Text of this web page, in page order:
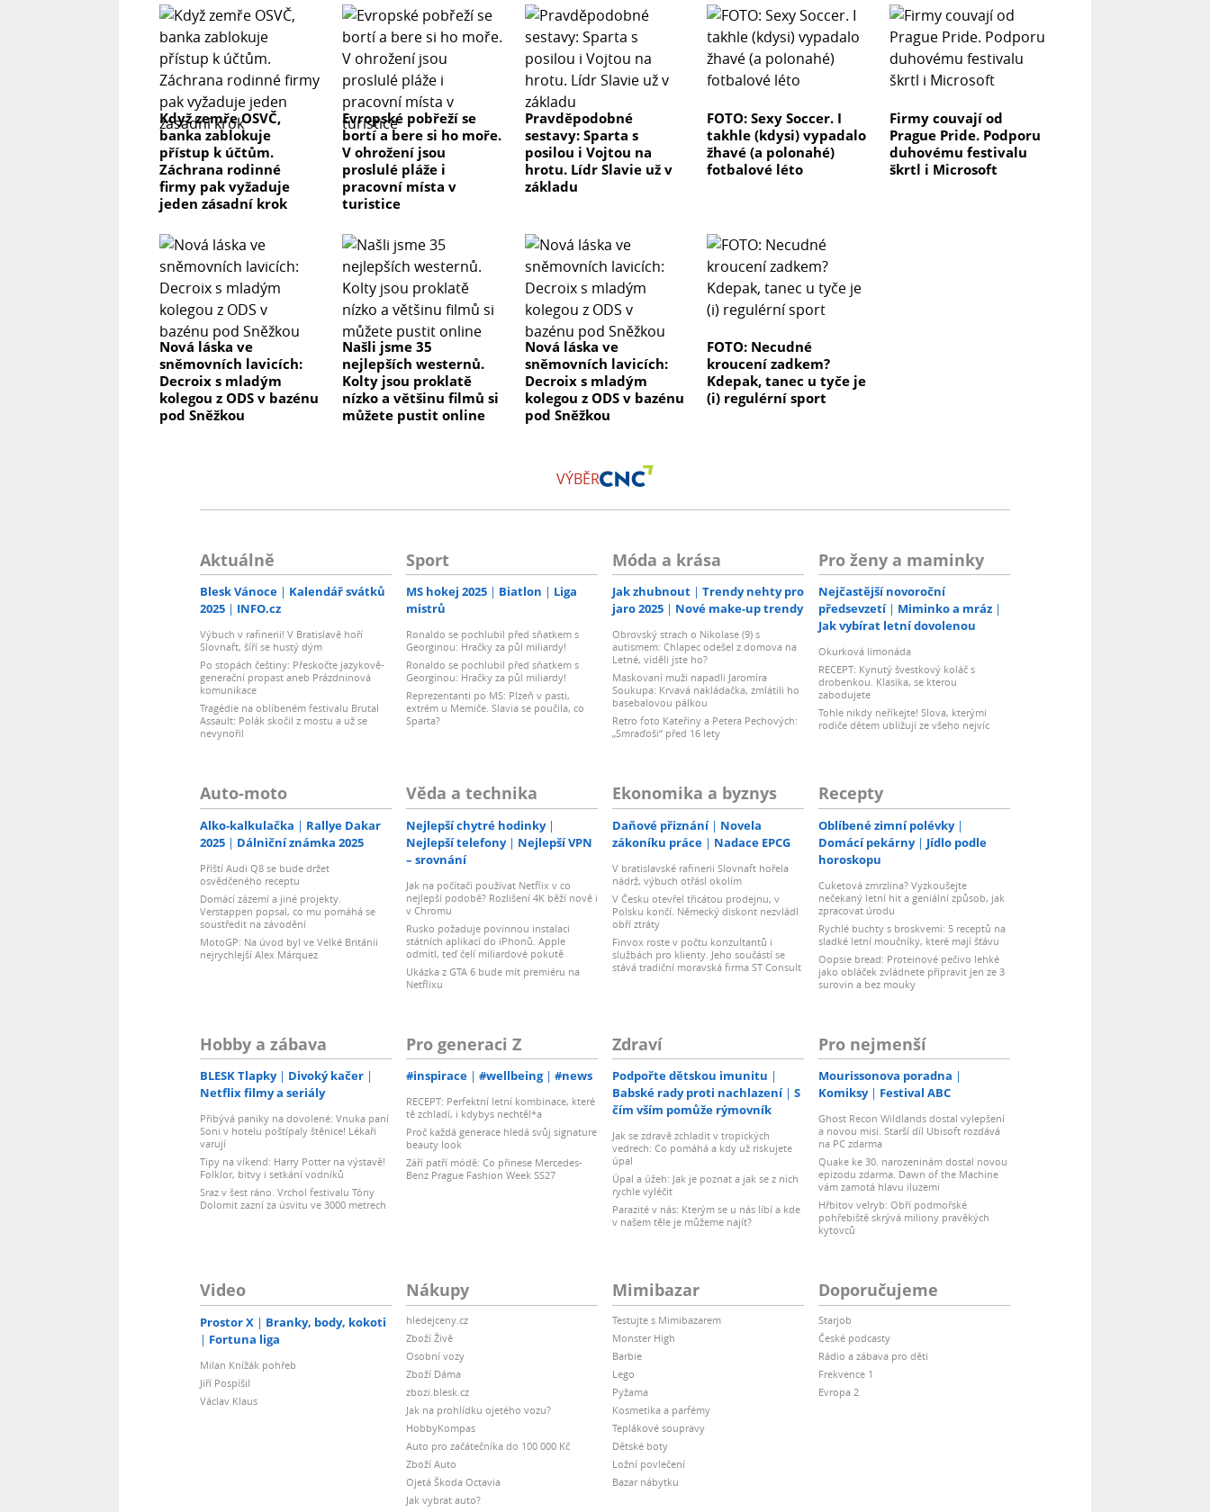
Když zemře OSVČ,
banka zablokuje
přístup k účtům.
Záchrana rodinné
firmy pak vyžaduje
jeden zásadní krok
Evropské pobřeží se
bortí a bere si ho moře.
V ohrožení jsou
proslulé pláže i
pracovní místa v
turistice
Pravděpodobné
sestavy: Sparta s
posilou i Vojtou na
hrotu. Lídr Slavie už v
základu
FOTO: Sexy Soccer. I
takhle (kdysi) vypadalo
žhavé (a polonahé)
fotbalové léto
Firmy couvají od
Prague Pride. Podporu
duhovému festivalu
škrtl i Microsoft
Nová láska ve
sněmovních lavicích:
Decroix s mladým
kolegou z ODS v bazénu
pod Sněžkou
Našli jsme 35
nejlepších westernů.
Kolty jsou proklatě
nízko a většinu filmů si
můžete pustit online
Nová láska ve
sněmovních lavicích:
Decroix s mladým
kolegou z ODS v bazénu
pod Sněžkou
FOTO: Necudné
kroucení zadkem?
Kdepak, tanec u tyče je
(i) regulérní sport
VÝBĚR
Aktuálně
Blesk Vánoce
Kalendář svátků
2025
INFO.cz
Výbuch v rafinerii! V Bratislavě hoří
Slovnaft, šíří se hustý dým
Po stopách češtiny: Přeskočte jazykově-
generační propast aneb Prázdninová
komunikace
Tragédie na oblíbeném festivalu Brutal
Assault: Polák skočil z mostu a už se
nevynořil
Sport
MS hokej 2025 Biatlon
Liga
mistrů
Ronaldo se pochlubil před sňatkem s
Georginou: Hračky za půl miliardy!
Ronaldo se pochlubil před sňatkem s
Georginou: Hračky za půl miliardy!
Reprezentanti po MS: Plzeň v pasti,
extrém u Memiče. Slavia se poučila, co
Sparta?
Móda a krása
Jak zhubnout
Trendy nehty pro
jaro 2025
Nové make-up trendy
Obrovský strach o Nikolase (9) s
autismem: Chlapec odešel z domova na
Letné, viděli jste ho?
Maskovaní muži napadli Jaromíra
Soukupa: Krvavá nakládačka, zmlátili ho
basebalovou pálkou
Retro foto Kateřiny a Petera Pechových:
„Smraďoši“ před 16 lety
Pro ženy a maminky
Nejčastější novoroční
předsevzetí
Miminko a mráz
Jak vybírat letní dovolenou
Okurková limonáda
RECEPT: Kynutý švestkový koláč s
drobenkou. Klasika, se kterou
zabodujete
Tohle nikdy neříkejte! Slova, kterými
rodiče dětem ubližují ze všeho nejvíc
Auto-moto
Alko-kalkulačka
Rallye Dakar
2025
Dálniční známka 2025
Příští Audi Q8 se bude držet
osvědčeného receptu
Domácí zázemí a jiné projekty.
Verstappen popsal, co mu pomáhá se
soustředit na závodění
MotoGP: Na úvod byl ve Velké Británii
nejrychlejší Alex Márquez
Věda a technika
Nejlepší chytré hodinky
Nejlepší telefony
Nejlepší VPN
– srovnání
Jak na počítači používat Netflix v co
nejlepší podobě? Rozlišení 4K běží nově i
v Chromu
Rusko požaduje povinnou instalaci
státních aplikací do iPhonů. Apple
odmítl, teď čelí miliardové pokutě
Ukázka z GTA 6 bude mít premiéru na
Netflixu
Ekonomika a byznys
Daňové přiznání
Novela
zákoníku práce
Nadace EPCG
V bratislavské rafinerii Slovnaft hořela
nádrž, výbuch otřásl okolím
V Česku otevřel třicátou prodejnu, v
Polsku končí. Německý diskont nezvládl
obří ztráty
Finvox roste v počtu konzultantů i
službách pro klienty. Jeho součástí se
stává tradiční moravská firma ST Consult
Recepty
Oblíbené zimní polévky
Domácí pekárny
Jídlo podle
horoskopu
Cuketová zmrzlina? Vyzkoušejte
nečekaný letní hit a geniální způsob, jak
zpracovat úrodu
Rychlé buchty s broskvemi: 5 receptů na
sladké letní moučníky, které mají šťávu
Oopsie bread: Proteinové pečivo lehké
jako obláček zvládnete připravit jen ze 3
surovin a bez mouky
Hobby a zábava
BLESK Tlapky
Divoký kačer
Netflix filmy a seriály
Přibývá paniky na dovolené: Vnuka paní
Soni v hotelu poštípaly štěnice! Lékaři
varují
Tipy na víkend: Harry Potter na výstavě!
Folklor, bitvy i setkání vodníků
Sraz v šest ráno. Vrchol festivalu Tóny
Dolomit zazní za úsvitu ve 3000 metrech
Pro generaci Z
#inspirace #wellbeing #news
RECEPT: Perfektní letní kombinace, které
tě zchladí, i kdybys nechtěl*a
Proč každá generace hledá svůj signature
beauty look
Září patří módě: Co přinese Mercedes-
Benz Prague Fashion Week SS27
Zdraví
Podpořte dětskou imunitu
Babské rady proti nachlazení
S
čím vším pomůže rýmovník
Jak se zdravě zchladit v tropických
vedrech: Co pomáhá a kdy už riskujete
úpal
Úpal a úžeh: Jak je poznat a jak se z nich
rychle vyléčit
Parazité v nás: Kterým se u nás líbí a kde
v našem těle je můžeme najít?
Pro nejmenší
Mourissonova poradna
Komiksy
Festival ABC
Ghost Recon Wildlands dostal vylepšení
a novou misi. Starší díl Ubisoft rozdává
na PC zdarma
Quake ke 30. narozeninám dostal novou
epizodu zdarma. Dawn of the Machine
vám zamotá hlavu iluzemi
Hřbitov velryb: Obří podmořské
pohřebiště skrývá miliony pravěkých
kytovců
Video
Prostor X
Branky, body, kokoti
Fortuna liga
Milan Knížák pohřeb
Jiří Pospíšil
Václav Klaus
Nákupy
hledejceny.cz
Zboží Živě
Osobní vozy
Zboží Dáma
zbozi.blesk.cz
Jak na prohlídku ojetého vozu?
HobbyKompas
Auto pro začátečníka do 100 000 Kč
Zboží Auto
Ojetá Škoda Octavia
Jak vybrat auto?
Mimibazar
Testujte s Mimibazarem
Monster High
Barbie
Lego
Pyžama
Kosmetika a parfémy
Teplákové soupravy
Dětské boty
Ložní povlečení
Bazar nábytku
Doporučujeme
Starjob
České podcasty
Rádio a zábava pro děti
Frekvence 1
Evropa 2